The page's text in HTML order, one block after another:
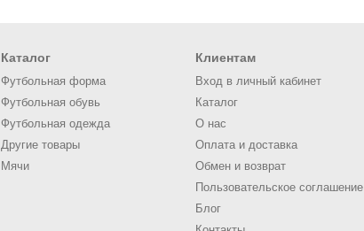
Каталог
Футбольная форма
Футбольная обувь
Футбольная одежда
Другие товары
Мячи
Клиентам
Вход в личный кабинет
Каталог
О нас
Оплата и доставка
Обмен и возврат
Пользовательское соглашение
Блог